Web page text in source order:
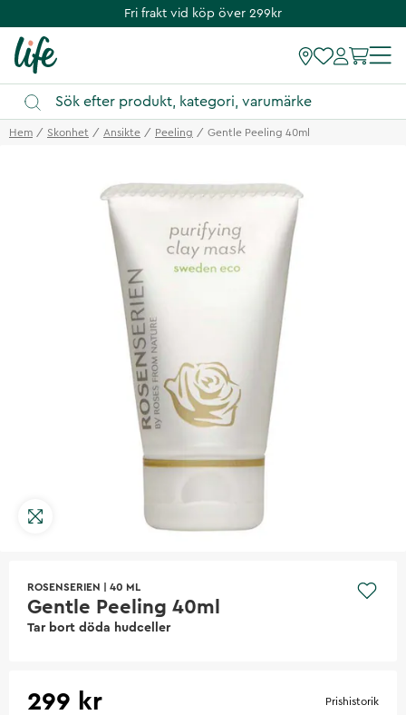
Fri frakt vid köp över 299kr
Hem Skonhet Ansikte Peeling Gentle Peeling 40ml
ROSENSERIEN 40 ML
Gentle Peeling 40ml
Tar bort döda hudceller
299 kr Prishistorik